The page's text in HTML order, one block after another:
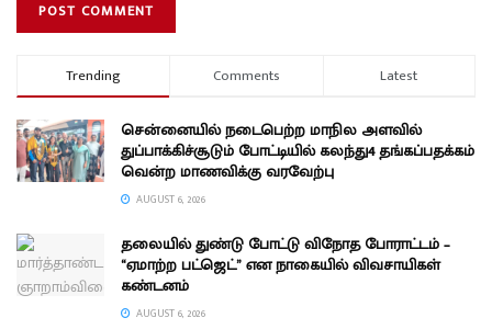
Trending Comments Latest
சென்னையில் நடைபெற்ற மாநில அளவில்
துப்பாக்கிச்சூடும் போட்டியில் கலந்து4 தங்கப்பதக்கம்
வென்ற மாணவிக்கு வரவேற்பு
AUGUST 6, 2026
தலையில் துண்டு போட்டு விநோத போராட்டம் –
“ஏமாற்ற பட்ஜெட்” என நாகையில் விவசாயிகள்
கண்டனம்
AUGUST 6, 2026